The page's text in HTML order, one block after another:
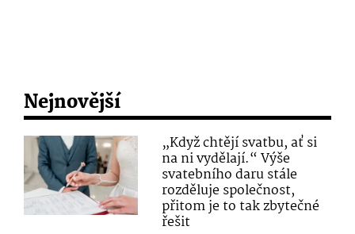
Nejnovější
„Když chtějí svatbu, ať si
na ni vydělají.“ Výše
svatebního daru stále
rozděluje společnost,
přitom je to tak zbytečné
řešit